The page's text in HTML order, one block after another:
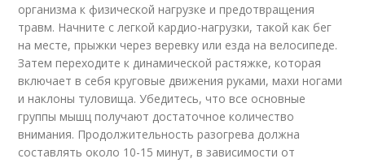
организма к физической нагрузке и предотвращения
травм. Начните с легкой кардио-нагрузки, такой как бег
на месте, прыжки через веревку или езда на велосипеде.
Затем переходите к динамической растяжке, которая
включает в себя круговые движения руками, махи ногами
и наклоны туловища. Убедитесь, что все основные
группы мышц получают достаточное количество
внимания. Продолжительность разогрева должна
составлять около 10-15 минут, в зависимости от